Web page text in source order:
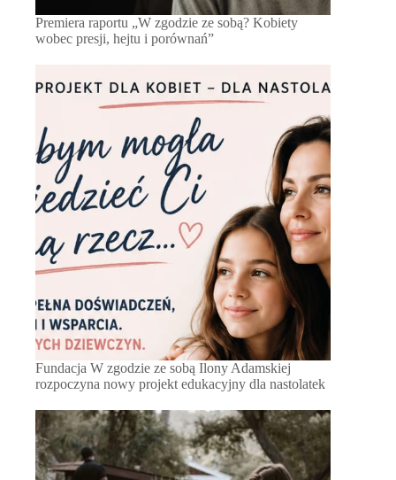
Premiera raportu „W zgodzie ze sobą? Kobiety
wobec presji, hejtu i porównań”
Fundacja W zgodzie ze sobą Ilony Adamskiej
rozpoczyna nowy projekt edukacyjny dla nastolatek